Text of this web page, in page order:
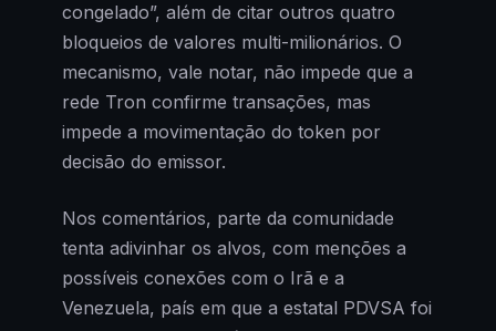
congelado”, além de citar outros quatro
bloqueios de valores multi-milionários. O
mecanismo, vale notar, não impede que a
rede Tron confirme transações, mas
impede a movimentação do token por
decisão do emissor.
Nos comentários, parte da comunidade
tenta adivinhar os alvos, com menções a
possíveis conexões com o Irã e a
Venezuela, país em que a estatal PDVSA foi